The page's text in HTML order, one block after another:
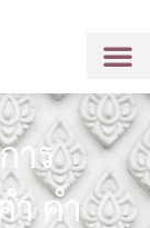
าร
ำ คำ